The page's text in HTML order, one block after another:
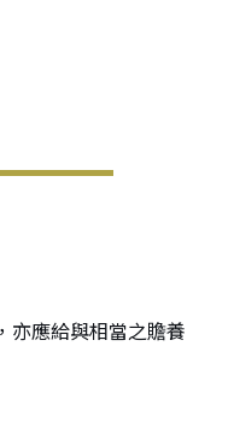
亦應給與相當之贍養